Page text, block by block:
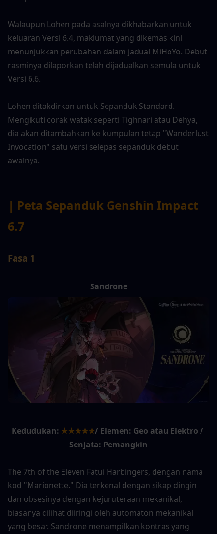
Walaupun Lohen pada asalnya dikhabarkan untuk
keluaran Versi 6.4, maklumat yang dikemas kini
menunjukkan perubahan dalam jadual MiHoYo. Debut
rasminya dilaporkan telah dijadualkan semula untuk
Versi 6.6.
Lohen ditakdirkan untuk Sepanduk Standard.
Mengikuti corak watak seperti Tighnari atau Dehya,
dia akan ditambahkan ke kumpulan tetap "Wanderlust
Invocation" satu versi selepas sepanduk debut
awalnya.
| Peta Sepanduk Genshin Impact
6.7
Fasa 1
Sandrone
Kedudukan: ★★★★★/ Elemen: Geo atau Elektro /
Senjata: Pemangkin
The 7th of the Eleven Fatui Harbingers, dengan nama
kod "Marionette." Dia terkenal dengan sikap dingin
dan obsesinya dengan kejuruteraan mekanikal,
biasanya dilihat diiringi oleh automaton mekanikal
yang besar. Sandrone menampilkan kontras yang